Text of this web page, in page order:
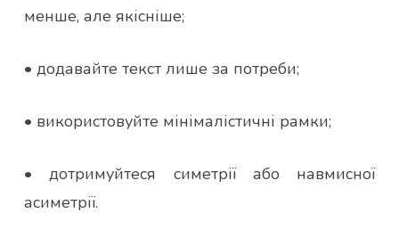
менше, але якісніше;
• додавайте текст лише за потреби;
• використовуйте мінімалістичні рамки;
• дотримуйтеся симетрії або навмисної
асиметрії.